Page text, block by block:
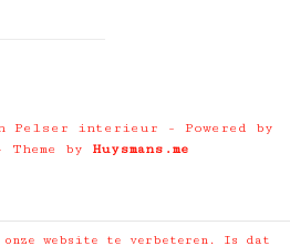
Pelser interieur
- Powered by
by Huysmans.me
onze website te verbeteren. Is dat